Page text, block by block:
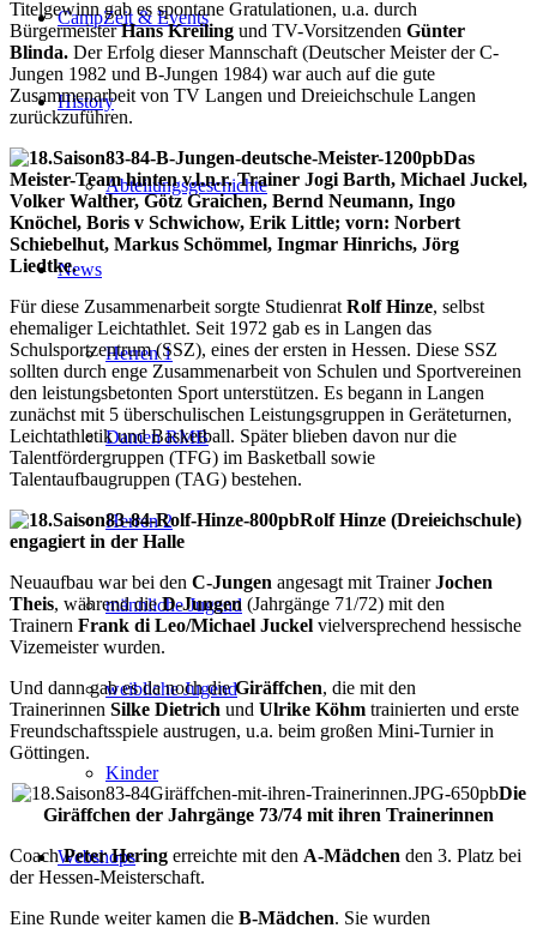
CampZeit & Events
History
Abteilungsgeschichte
News
Herren 1
Damen RMB
Herren 2
männliche Jugend
weibliche Jugend
Kinder
Webshops
Titelgewinn gab es spontane Gratulationen, u.a. durch
BürgermeisterHans Kreiling und TV-Vorsitzenden Günter
Blinda. Der Erfolg dieser Mannschaft (Deutscher Meister der C-
Jungen 1982 und B-Jungen 1984) war auch auf die gute
Zusammenarbeit von TV Langen und Dreieichschule Langen
zurückzuführen.
Das
Meister-Team hinten v.l.n.r. Trainer Jogi Barth, Michael Juckel,
Volker Walther, Götz Graichen, Bernd Neumann, Ingo
Knöchel, Boris v Schwichow, Erik Little; vorn: Norbert
Schiebelhut, Markus Schömmel, Ingmar Hinrichs, Jörg
Liedtke.
Für diese Zusammenarbeit sorgte Studienrat Rolf Hinze, selbst
ehemaliger Leichtathlet. Seit 1972 gab es in Langen das
Schulsportzentrum (SSZ), eines der ersten in Hessen. Diese SSZ
sollten durch enge Zusammenarbeit von Schulen und Sportvereinen
den leistungsbetonten Sport unterstützen. Es begann in Langen
zunächst mit 5 überschulischen Leistungsgruppen in Geräteturnen,
Leichtathletik und Basketball. Später blieben davon nur die
Talentfördergruppen (TFG) im Basketball sowie
Talentaufbaugruppen (TAG) bestehen.
Rolf Hinze (Dreieichschule)
engagiert in der Halle
Neuaufbau war bei den C-Jungen angesagt mit TrainerJochen
Theis, während dieD-Jungen (Jahrgänge 71/72) mit den
Trainern Frank di Leo/Michael Juckel vielversprechend hessische
Vizemeister wurden.
Und dann gab es da noch dieGiräffchen, die mit den
Trainerinnen Silke Dietrich und Ulrike Köhm trainierten und erste
Freundschaftsspiele austrugen, u.a. beim großen Mini-Turnier in
Göttingen.
Die
Giräffchen der Jahrgänge 73/74 mit ihren Trainerinnen
CoachPeter Hering erreichte mit den A-Mädchen den 3. Platz bei
der Hessen-Meisterschaft.
Eine Runde weiter kamen die B-Mädchen. Sie wurden